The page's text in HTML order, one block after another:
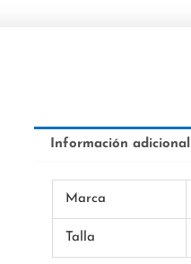
Información adicional
Marca
Talla